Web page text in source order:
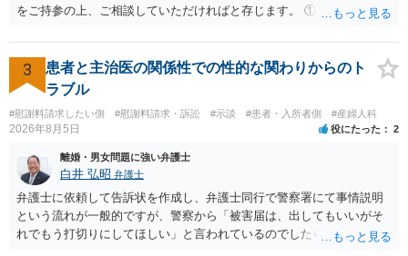
をご持参の上、ご相談していただければと存じます。 ① このLINEの
される可能性はあるのか ⇒LINEを含む１００万円の貸付に至るまでの
やり取り等の経緯、誓約書の内容等を踏まえて、関係を清算するため
の 金銭であったと評価される可能性はあると考えます。 ② 「今後一
切関与しないなら100万円振り込む」というLINEや誓約書は、裁判上
どの程度証拠価値があるのか ⇒前後のやり取りや誓約書の具体的内容
を見ない限り、具体的な判断はできませんが、一定の証拠価値はある
と考えます。 ③ 借用書があっても、後から100万円を貸付扱いに変更
することは認められるのか。 ⇒おそらく１００万円は不当利得（受け
取る正当な権利がないのに利益を取得した）として返還請求されてい
るものかと推察しますので、 貸金返還ではないかと存じます。 ④ 私
は現在、収入も不安定で貯金もなくリボ払い借金が既に約100万あり。
今年に再婚したが主人はお金に厳しい為、一括で220万円を支払う事は
3
患者と主治医の関係性での性的な関わりからのト
ラブル
#慰謝料請求したい側 #慰謝料請求・訴訟 #示談 #患者・入所者側 #産婦人科
2026年8月5日 役にたった 2
離婚・男女問題に強い弁護士
白井 弘昭 弁護士
弁護士に依頼して告訴状を作成し、弁護士同行で警察署にて事情説明
という流れが一般的ですが、警察から「被害届は、出してもいいがそ
れでもう打切りにしてほしい」と言われているのでしたら、あまり結